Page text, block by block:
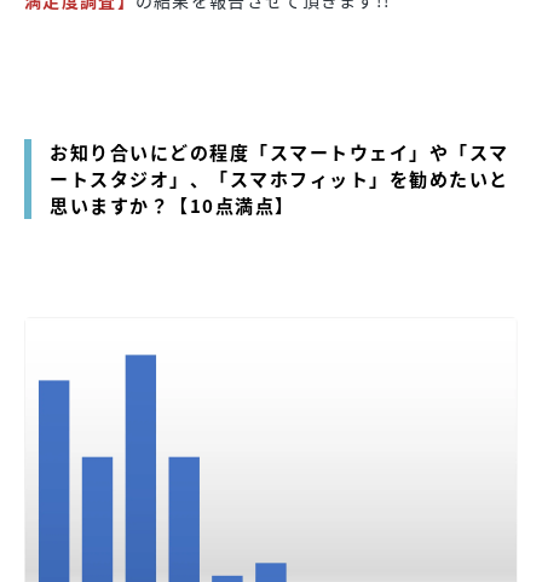
お知り合いにどの程度「スマートウェイ」や「スマ
ートスタジオ」、「スマホフィット」を勧めたいと
思いますか？【10点満点】